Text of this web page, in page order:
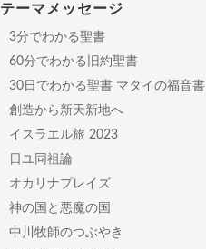
テーマメッセージ
3分でわかる聖書
60分でわかる旧約聖書
30日でわかる聖書 マタイの福音書
創造から新天新地へ
イスラエル旅 2023
日ユ同祖論
オカリナプレイズ
神の国と悪魔の国
中川牧師のつぶやき